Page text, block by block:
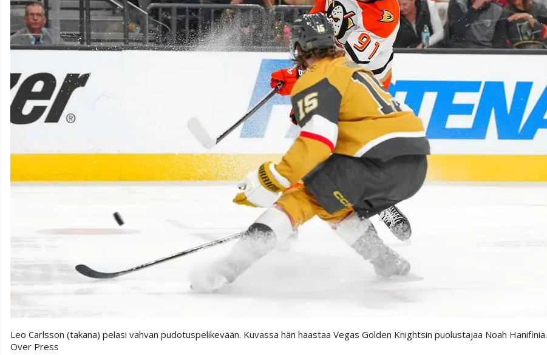
Leo Carlsson (takana) pelasi vahvan pudotuspelikevään. Kuvassa hän haastaa Vegas Golden Knightsin puolustajaa Noah Hanifinia.
Over Press